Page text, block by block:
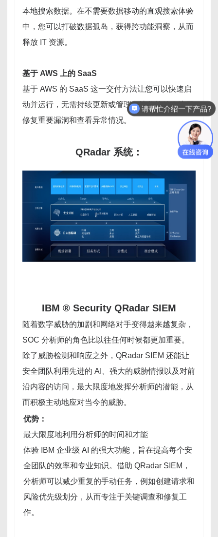
本地搜索数据。在不需要数据移动的直观搜索体验
中，您可以打破数据孤岛，获得跨功能洞察，从而
释放 IT 资源。
基于 AWS 上的 SaaS
基于 AWS 的 SaaS 这一交付方法让您可以快速启
动并运行，无需持续更新或管理。让您能够专注于
修复重要漏洞和查看异常情况。
QRadar 系统：
IBM ® Security QRadar SIEM
随着数字威胁的加剧和网络对手变得越来越复杂，
SOC 分析师的角色比以往任何时候都更加重要。
除了威胁检测和响应之外，QRadar SIEM 还能让
安全团队利用先进的 AI、强大的威胁情报以及对前
沿内容的访问，最大限度地发挥分析师的潜能，从
而积极主动地应对当今的威胁。
优势：
最大限度地利用分析师的时间和才能
体验 IBM 企业级 AI 的强大功能，旨在提高每个安
全团队的效率和专业知识。借助 QRadar SIEM，
分析师可以减少重复的手动任务，例如创建请求和
风险优先级划分，从而专注于关键调查和修复工
作。
请帮忙介绍一下产品?
可以提供哪些技术服务?